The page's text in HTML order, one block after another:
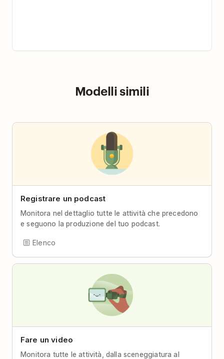
Modelli simili
Registrare un podcast
Monitora nel dettaglio tutte le attività che precedono
e seguono la produzione del tuo podcast.
Elenco
Fare un video
Monitora tutte le attività, dalla sceneggiatura al